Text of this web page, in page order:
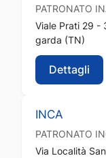
PATRONATO
Viale Prati 29 -
garda (TN)
Dettagli
INCA
PATRONATO
Via Località